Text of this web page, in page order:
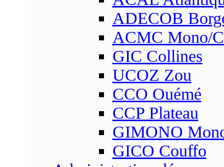
ADECOB
ACMC Mono/
GIC Collines
UCOZ Zou
CCO Ouémé
CCP Plateau
GIMONO
GICO Couffo